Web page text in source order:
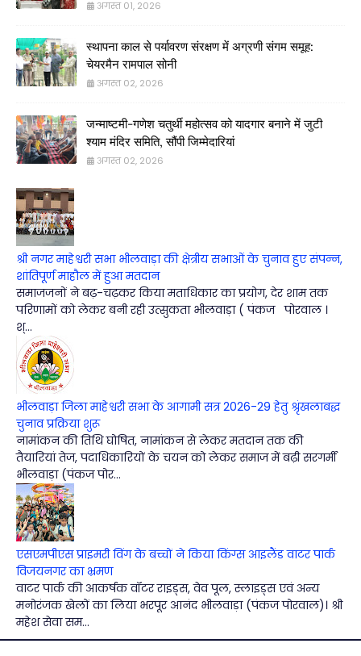
अगस्त 01, 2026
स्थापना काल से पर्यावरण संरक्षण में अग्रणी संगम समूह:
चेयरमैन रामपाल सोनी
अगस्त 02, 2026
जन्माष्टमी-गणेश चतुर्थी महोत्सव को यादगार बनाने में जुटी
श्याम मंदिर समिति, सौंपी जिम्मेदारियां
अगस्त 02, 2026
श्री नगर माहेश्वरी सभा भीलवाड़ा की क्षेत्रीय सभाओं के चुनाव हुए संपन्न,
शांतिपूर्ण माहौल में हुआ मतदान
समाजजनों ने बढ़-चढ़कर किया मताधिकार का प्रयोग, देर शाम तक
परिणामों को लेकर बनी रही उत्सुकता भीलवाड़ा ( पंकज पोरवाल ।
श्...
भीलवाड़ा जिला माहेश्वरी सभा के आगामी सत्र 2026-29 हेतु श्रृंखलाबद्ध
चुनाव प्रक्रिया शुरू
नामांकन की तिथि घोषित, नामांकन से लेकर मतदान तक की
तैयारियां तेज, पदाधिकारियों के चयन को लेकर समाज में बढ़ी सरगर्मी
भीलवाड़ा (पंकज पोर...
एसएमपीएस प्राइमरी विंग के बच्चों ने किया किंग्स आइलैंड वाटर पार्क
विजयनगर का भ्रमण
वाटर पार्क की आकर्षक वॉटर राइड्स, वेव पूल, स्लाइड्स एवं अन्य
मनोरंजक खेलों का लिया भरपूर आनंद भीलवाड़ा (पंकज पोरवाल)। श्री
महेश सेवा सम...